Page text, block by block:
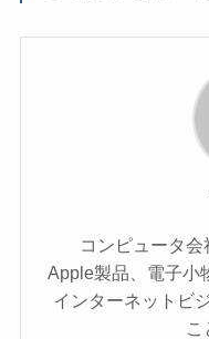
コンピュータ会
Apple製品、電子小
インターネットビ
こ